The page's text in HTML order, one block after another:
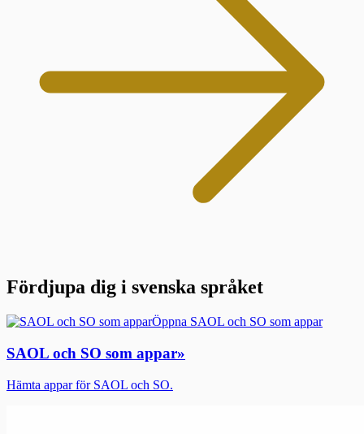
Fördjupa dig i svenska språket
Öppna SAOL och SO som appar
SAOL och SO som appar»
Hämta appar för SAOL och SO.